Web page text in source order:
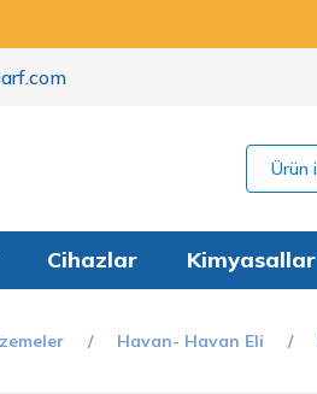
Cihazlar Kimyasallar
Havan- Havan Eli